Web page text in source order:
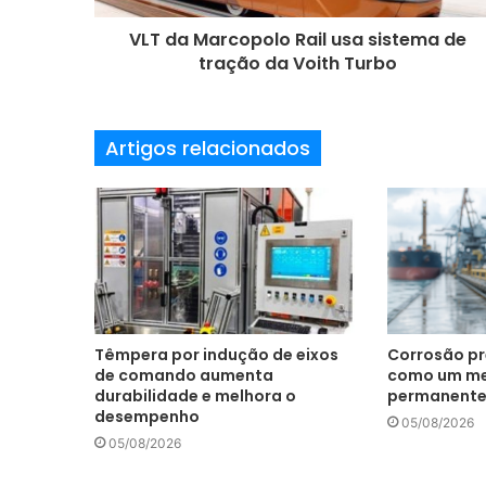
ç
o
a
i
l
VLT da Marcopolo Rail usa sistema de
tração da Voith Turbo
Artigos relacionados
Têmpera por indução de eixos
de comando aumenta
durabilidade e melhora o
desempenho
05/08/2026
Corrosão
como um
05/08/2026